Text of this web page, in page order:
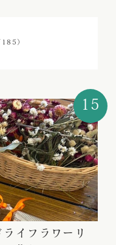
）
15
イフラワーリ